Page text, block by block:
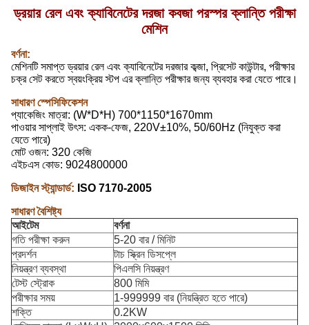
ড্রয়ার রেল এবং ক্যাবিনেটের দরজা কবজা পরস্পর ক্লান্তি পরীক্ষা
মেশিন
বর্ণনা:
মেশিনটি সমাপ্ত ড্রয়ার রেল এবং ক্যাবিনেটের দরজার কব্জা, প্রিসেট কাউন্টার, পরীক্ষার
চক্র সেট করতে স্বয়ংক্রিয় স্টপ এর ক্লান্তি পরীক্ষার জন্য ব্যবহার করা যেতে পারে।
সাধারণ স্পেসিফিকেশন
প্যাকেজিং মাত্রা: (W*D*H) 700*1150*1670mm
পাওয়ার সাপ্লাই উৎস: একক-ফেজ, 220V±10%, 50/60Hz (নিযুক্ত করা
যেতে পারে)
মোট ওজন: 320 কেজি
এইচএস কোড: 9024800000
ডিজাইন স্ট্যান্ডার্ড: ISO 7170-2005
সাধারণ বৈশিষ্ট্য
আইটেম
বর্ণনা
গতি পরীক্ষা করুন
5-20 বার / মিনিট
প্রদর্শন
টাচ স্ক্রিন ডিসপ্লে
নিয়ন্ত্রণ ব্যবস্থা
পিএলসি নিয়ন্ত্রণ
টেস্ট স্ট্রোক
800 মিমি
পরীক্ষার সময়
1-999999 বার (নিয়ন্ত্রিত হতে পারে)
শক্তি
0.2KW